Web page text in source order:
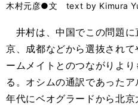
バ
木村元彦●文 text by Kimura
井村は、中国でこの問題に
京、成都などから選抜され
ームメイトとのつながりよ
る。オシムの通訳であった
年代にベオグラードから北